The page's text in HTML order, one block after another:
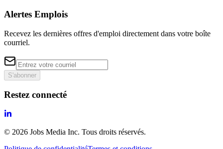
Alertes Emplois
Recevez les dernières offres d'emploi directement dans votre boîte
courriel.
S'abonner
Restez connecté
© 2026 Jobs Media Inc. Tous droits réservés.